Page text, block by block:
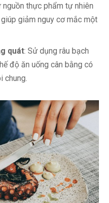
thực phẩm tự nhiên
giảm nguy cơ mắc một
quát: Sử dụng râu bạch
độ ăn uống cân bằng có
chung.